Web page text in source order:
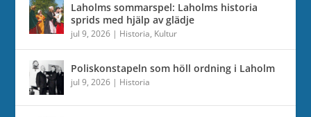
Laholms sommarspel: Laholms historia
sprids med hjälp av glädje
jul 9, 2026 | Historia, Kultur
Poliskonstapeln som höll ordning i Laholm
jul 9, 2026 | Historia